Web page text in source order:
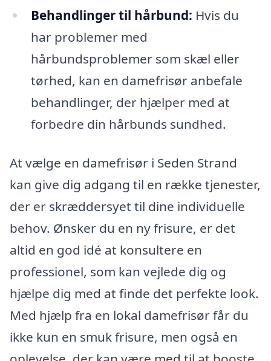
Behandlinger til hårbund: Hvis du
har problemer med
hårbundsproblemer som skæl eller
tørhed, kan en damefrisør anbefale
behandlinger, der hjælper med at
forbedre din hårbunds sundhed.
At vælge en damefrisør i Seden Strand
kan give dig adgang til en række tjenester,
der er skræddersyet til dine individuelle
behov. Ønsker du en ny frisure, er det
altid en god idé at konsultere en
professionel, som kan vejlede dig og
hjælpe dig med at finde det perfekte look.
Med hjælp fra en lokal damefrisør får du
ikke kun en smuk frisure, men også en